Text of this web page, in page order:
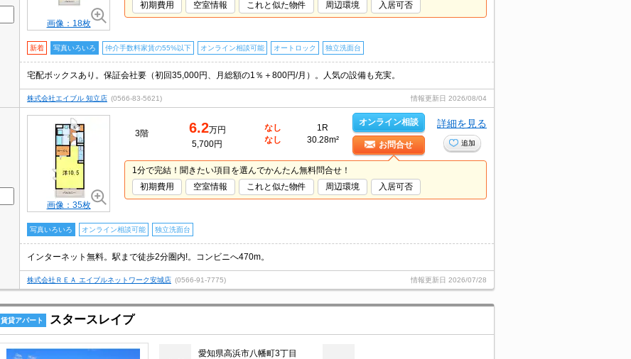
画像：18枚
初期費用
空室情報 これと似た物件 周辺環境 入居可否
新着 写真いろいろ 仲介手数料家賃の55%以下 オンライン相談可能 オートロック 独立洗面台
宅配ボックスあり。保証会社要（初回35,000円、月総額の1％＋800円/月）。人気の設備も充実。
株式会社エイブル 知立店 (0566-83-5621) 情報更新日 2026/08/04
画像：35枚
3階 6.2万円
5,700円
なし
なし
1R
30.28m²
オンライン相談
お問合せ
詳細を見る
追加
1分で完結！聞きたい項目を選んでかんたん無料問合せ！
初期費用
空室情報 これと似た物件 周辺環境 入居可否
写真いろいろ オンライン相談可能 独立洗面台
インターネット無料。駅まで徒歩2分圏内!。コンビニへ470m。
株式会社ＲＥＡ エイブルネットワーク安城店 (0566-91-7775) 情報更新日 2026/07/28
賃貸アパート スタースレイプ
愛知県高浜市八幡町3丁目